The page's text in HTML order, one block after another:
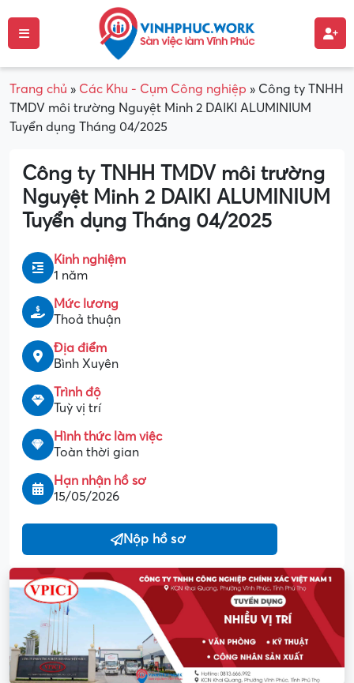
Trang chủ » Các Khu - Cụm Công nghiệp » Công ty TNHH
TMDV môi trường Nguyệt Minh 2 DAIKI ALUMINIUM
Tuyển dụng Tháng 04/2025
Công ty TNHH TMDV môi trường
Nguyệt Minh 2 DAIKI ALUMINIUM
Tuyển dụng Tháng 04/2025
Kinh nghiệm
1 năm
Mức lương
Thoả thuận
Địa điểm
Bình Xuyên
Trình độ
Tuỳ vị trí
Hình thức làm việc
Toàn thời gian
Hạn nhận hồ sơ
15/05/2026
Nộp hồ sơ